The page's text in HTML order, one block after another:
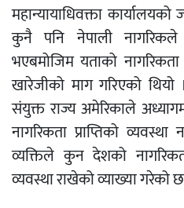
महान्यायाधिवक्ता
कुनै पनि नेपाली
भएबमोजिम यताको नागरिकता
खारेजीको माग गरिएको
संयुक्त राज्य अमेरिकाले
नागरिकता प्राप्तिको
व्यक्तिले कुन देशको
व्यवस्था राखेको व्याख्या गरेको